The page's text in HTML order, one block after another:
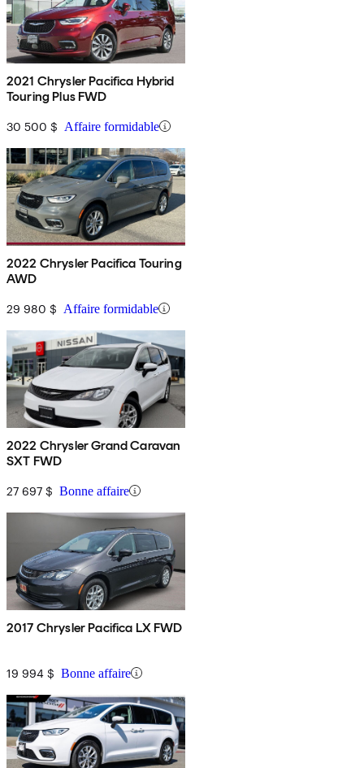
2021 Chrysler Pacifica Hybrid
Touring Plus FWD
30 500 $ Affaire formidable
2022 Chrysler Pacifica Touring
AWD
29 980 $ Affaire formidable
2022 Chrysler Grand Caravan
SXT FWD
27 697 $ Bonne affaire
2017 Chrysler Pacifica LX FWD
19 994 $ Bonne affaire